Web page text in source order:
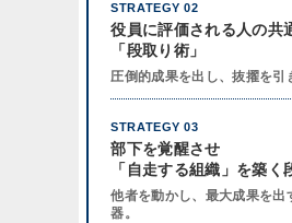
STRATEGY 02
役員に評価される人の共
「段取り術」
圧倒的成果を出し、抜擢を引
STRATEGY 03
部下を覚醒させ
「自走する組織」を築く
他者を動かし、最大成果を出
器。